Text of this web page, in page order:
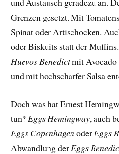
Grenzen gesetzt. Mit
Spinat oder Artischocken.
oder Biskuits statt der
Huevos Benedictmit Avocado
und mit hochscharfer Salsa
Doch was hat Ernest
tun? Eggs Hemingway, auch
Eggs Copenhagenoder Eggs
Abwandlung der Eggs